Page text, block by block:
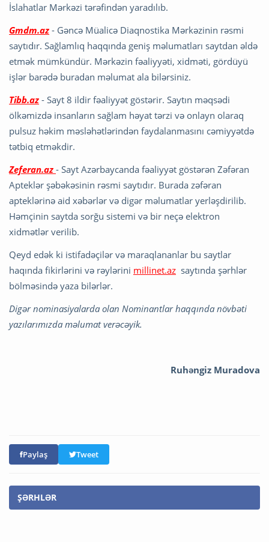
İslahatlar Mərkəzi tərəfindən yaradılıb.
Gmdm.az - Gəncə Müalicə Diaqnostika Mərkəzinin rəsmi
saytıdır. Sağlamlıq haqqında geniş məlumatları saytdan əldə
etmək mümkündür. Mərkəzin fəaliyyəti, xidməti, gördüyü
işlər barədə buradan məlumat ala bilərsiniz.
Tibb.az - Sayt 8 ildir fəaliyyət göstərir. Saytın məqsədi
ölkəmizdə insanların sağlam həyat tərzi və onlayn olaraq
pulsuz həkim məsləhətlərindən faydalanmasını cəmiyyətdə
tətbiq etməkdir.
Zeferan.az - Sayt Azərbaycanda fəaliyyət göstərən Zəfəran
Apteklər şəbəkəsinin rəsmi saytıdır. Burada zəfəran
apteklərinə aid xəbərlər və digər məlumatlar yerləşdirilib.
Həmçinin saytda sorğu sistemi və bir neçə elektron
xidmətlər verilib.
Qeyd edək ki istifadəçilər və maraqlananlar bu saytlar
haqında fikirlərini və rəylərini millinet.az saytında şərhlər
bölməsində yaza bilərlər.
Digər nominasiyalarda olan Nominantlar haqqında növbəti
yazılarımızda məlumat verəcəyik.
Ruhəngiz Muradova
Paylaş Tweet
ŞƏRHLƏR